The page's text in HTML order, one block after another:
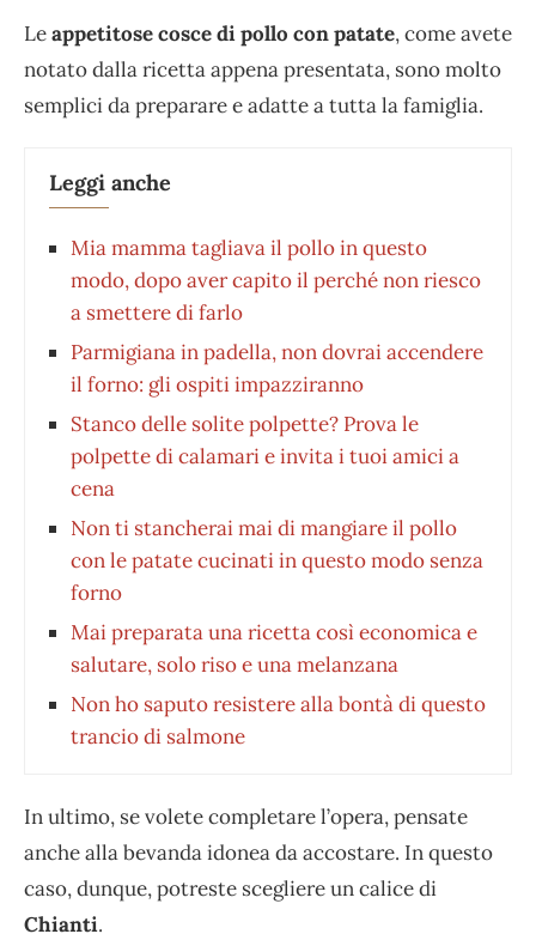
Leappetitose cosce di pollo con patate, come avete
notato dalla ricetta appena presentata, sono molto
semplici da preparare e adatte a tutta la famiglia.
Leggi anche
Mia mamma tagliava il pollo in questo
modo, dopo aver capito il perché non riesco
a smettere di farlo
Parmigiana in padella, non dovrai accendere
il forno: gli ospiti impazziranno
Stanco delle solite polpette? Prova le
polpette di calamari e invita i tuoi amici a
cena
Non ti stancherai mai di mangiare il pollo
con le patate cucinati in questo modo senza
forno
Mai preparata una ricetta così economica e
salutare, solo riso e una melanzana
Non ho saputo resistere alla bontà di questo
trancio di salmone
In ultimo, se volete completare l’opera, pensate
anche alla bevanda idonea da accostare. In questo
caso, dunque, potreste scegliere un calice di
Chianti.